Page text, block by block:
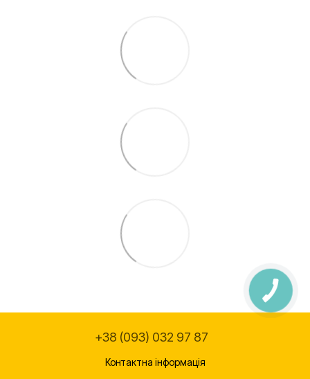
+38 (093) 032 97 87
Контактна інформація